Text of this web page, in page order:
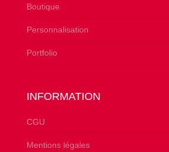
Boutique
Personnalisation
Portfolio
INFORMATION
CGU
Mentions légales